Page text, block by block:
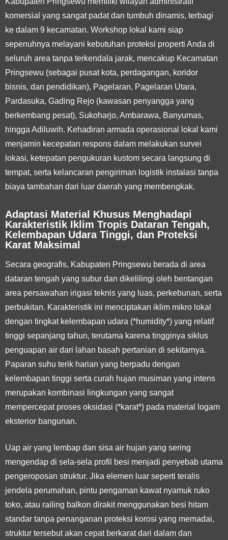
komersial yang sangat padat dan tumbuh dinamis, terbagi
ke dalam 9 kecamatan. Workshop lokal kami siap
sepenuhnya melayani kebutuhan proteksi properti Anda di
seluruh area tanpa terkendala jarak, mencakup Kecamatan
Pringsewu (sebagai pusat kota, perdagangan, koridor
bisnis, dan pendidikan), Pagelaran, Pagelaran Utara,
Pardasuka, Gading Rejo (kawasan penyangga yang
berkembang pesat), Sukoharjo, Ambarawa, Banyumas,
hingga Adiluwih. Kehadiran armada operasional lokal kami
menjamin kecepatan respons dalam melakukan survei
lokasi, ketepatan pengukuran kustom secara langsung di
tempat, serta kelancaran pengiriman logistik instalasi tanpa
biaya tambahan dari luar daerah yang membengkak.
Adaptasi Material Khusus Menghadapi
Karakteristik Iklim Tropis Dataran Tengah,
Kelembapan Udara Tinggi, dan Proteksi
Karat Maksimal
Secara geografis, Kabupaten Pringsewu berada di area
dataran tengah yang subur dan dikelilingi oleh bentangan
area persawahan irigasi teknis yang luas, perkebunan, serta
perbukitan. Karakteristik ini menciptakan iklim mikro lokal
dengan tingkat kelembapan udara (*humidity*) yang relatif
tinggi sepanjang tahun, terutama karena tingginya siklus
penguapan air dari lahan basah pertanian di sekitarnya.
Paparan suhu terik harian yang berpadu dengan
kelembapan tinggi serta curah hujan musiman yang intens
merupakan kombinasi lingkungan yang sangat
mempercepat proses oksidasi (*karat*) pada material logam
eksterior bangunan.
Uap air yang lembap dan sisa air hujan yang sering
mengendap di sela-sela profil besi menjadi penyebab utama
pengeroposan struktur. Jika elemen luar seperti teralis
jendela perumahan, pintu pengaman kawat nyamuk ruko
toko, atau railing balkon dirakit menggunakan besi hitam
standar tanpa penanganan proteksi korosi yang memadai,
struktur tersebut akan cepat berkarat dari dalam dan